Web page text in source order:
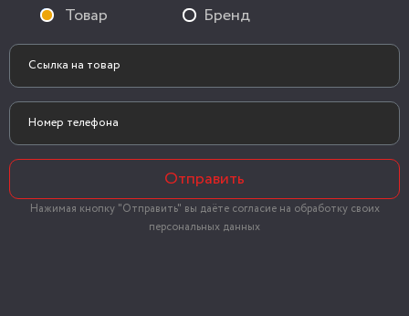
Товар Бренд
Отправить
Нажимая кнопку "Отправить" вы даёте согласие на обработку своих
персональных данных